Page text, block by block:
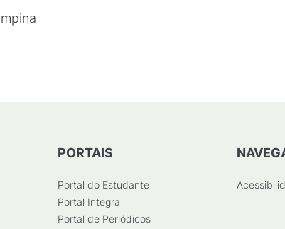
PORTAIS
Portal do Estudante
Portal Integra
Portal de Periódicos